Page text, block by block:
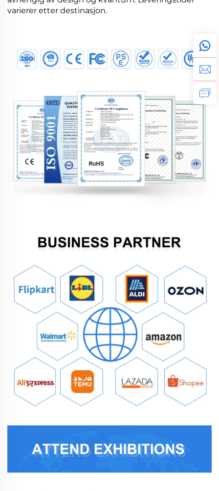
varierer etter destinasjon.